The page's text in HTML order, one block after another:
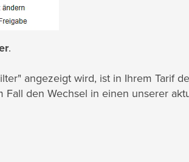
.
angezeigt wird, ist in Ihrem Tarif
den Wechsel in einen unserer